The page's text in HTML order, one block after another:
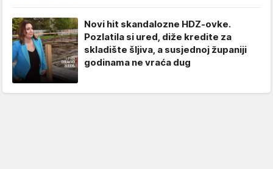
Novi hit skandalozne HDZ-ovke.
Pozlatila si ured, diže kredite za
skladište šljiva, a susjednoj županiji
godinama ne vraća dug